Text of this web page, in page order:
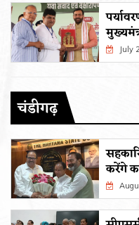
July
चंडीगढ़
करेंगे